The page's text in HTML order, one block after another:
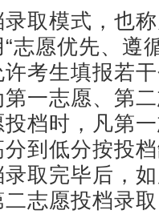
模式，也称
志愿优先、遵
考生填报若
一志愿、第
档时，凡第
到低分按投
取完毕后，
志愿投档录